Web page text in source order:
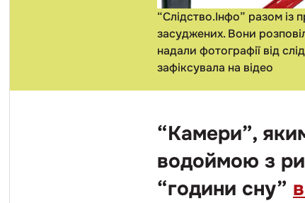
“Слідство.Інфо” разом із
засуджених. Вони
надали фотографії від
зафіксувала на відео
“Камери”,
водоймою з
“години сну”